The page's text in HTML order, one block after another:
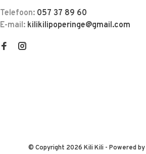
Telefoon: 057 37 89 60
E-mail: kilikilipoperinge@gmail.com
© Copyright 2026 Kili Kili - Powered by